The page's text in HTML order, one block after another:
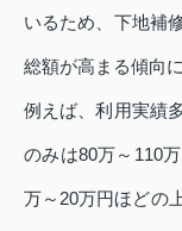
いるため、下地補
総額が高まる傾向
例えば、利用実績
のみは80万～110
万～20万円ほどの